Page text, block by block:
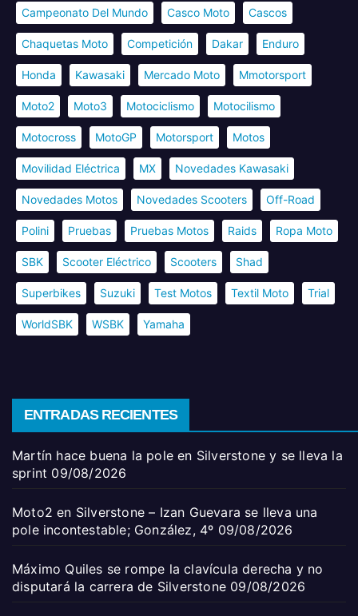
Campeonato Del Mundo Casco Moto Cascos
Chaquetas Moto Competición Dakar Enduro
Honda Kawasaki Mercado Moto Mmotorsport
Moto2 Moto3 Motociclismo Motocilismo
Motocross MotoGP Motorsport Motos
Movilidad Eléctrica MX Novedades Kawasaki
Novedades Motos Novedades Scooters Off-Road
Polini Pruebas Pruebas Motos Raids Ropa Moto
SBK Scooter Eléctrico Scooters Shad
Superbikes Suzuki Test Motos Textil Moto Trial
WorldSBK WSBK Yamaha
ENTRADAS RECIENTES
Martín hace buena la pole en Silverstone y se lleva la
sprint 09/08/2026
Moto2 en Silverstone – Izan Guevara se lleva una
pole incontestable; González, 4º 09/08/2026
Máximo Quiles se rompe la clavícula derecha y no
disputará la carrera de Silverstone 09/08/2026